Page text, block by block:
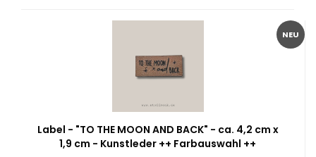
NEU
Label - "TO THE MOON AND BACK" - ca. 4,2 cm x
1,9 cm - Kunstleder ++ Farbauswahl ++